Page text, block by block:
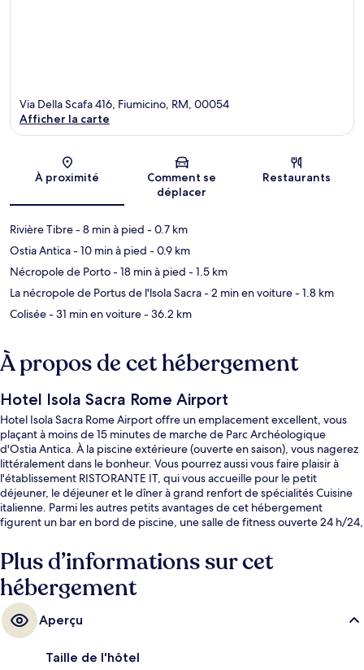
Carte
Via Della Scafa 416, Fiumicino, RM, 00054
Afficher la carte
À proximité
Comment se
déplacer
Restaurants
Rivière Tibre- 8 min à pied - 0.7 km
Ostia Antica- 10 min à pied - 0.9 km
Nécropole de Porto- 18 min à pied - 1.5 km
La nécropole de Portus de l'lsola Sacra- 2 min en voiture- 1.8 km
Colisée- 31 min en voiture- 36.2 km
À propos de cet hébergement
Hotel Isola Sacra Rome Airport
Hotel Isola Sacra Rome Airport offre un emplacement excellent, vous
plaçant à moins de 15 minutes de marche de Parc Archéologique
d'Ostia Antica. À la piscine extérieure (ouverte en saison), vous nagerez
littéralement dans le bonheur. Vous pourrez aussi vous faire plaisir à
l'établissement RISTORANTE IT, qui vous accueille pour le petit
déjeuner, le déjeuner et le dîner à grand renfort de spécialités Cuisine
italienne. Parmi les autres petits avantages de cet hébergement
figurent un bar en bord de piscine, une salle de fitness ouverte 24 h/24,
personnel attentionné remportent un franc succès auprès des autres
voyageurs.
Plus d’informations sur cet
hébergement
Aperçu
Taille de l'hôtel